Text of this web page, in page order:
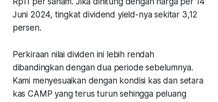
Juni 2024, tingkat dividend yield-nya sekitar 3,12
persen.
Perkiraan nilai dividen ini lebih rendah
dibandingkan dengan dua periode sebelumnya.
Kami menyesuaikan dengan kondisi kas dan setara
kas CAMP yang terus turun sehingga peluang